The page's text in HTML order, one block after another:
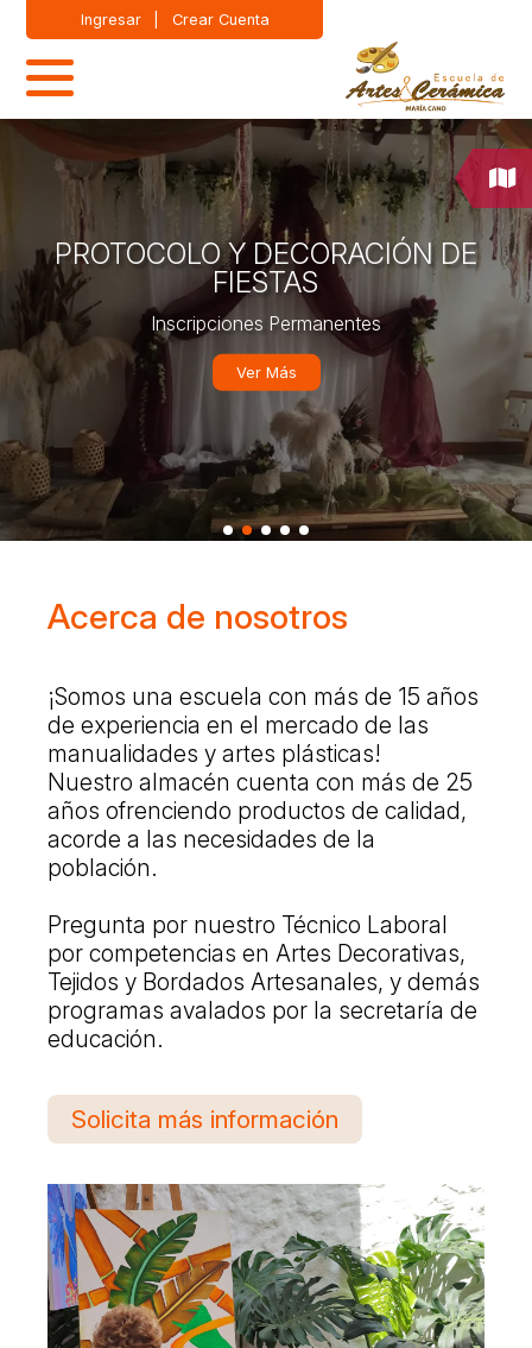
Ingresar Crear Cuenta
PROTOCOLO Y DECORACIÓN DE
FIESTAS
Inscripciones Permanentes
Ver Más
Acerca de nosotros
¡Somos una escuela con más de 15 años
de experiencia en el mercado de las
manualidades y artes plásticas!
Nuestro almacén cuenta con más de 25
años ofrenciendo productos de calidad,
acorde a las necesidades de la
población.
Pregunta por nuestro Técnico Laboral
por competencias en Artes Decorativas,
Tejidos y Bordados Artesanales, y demás
programas avalados por la secretaría de
educación.
Solicita más información